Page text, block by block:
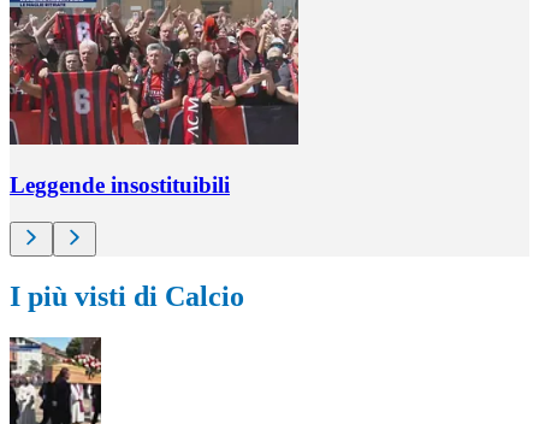
Leggende insostituibili
I più visti di Calcio